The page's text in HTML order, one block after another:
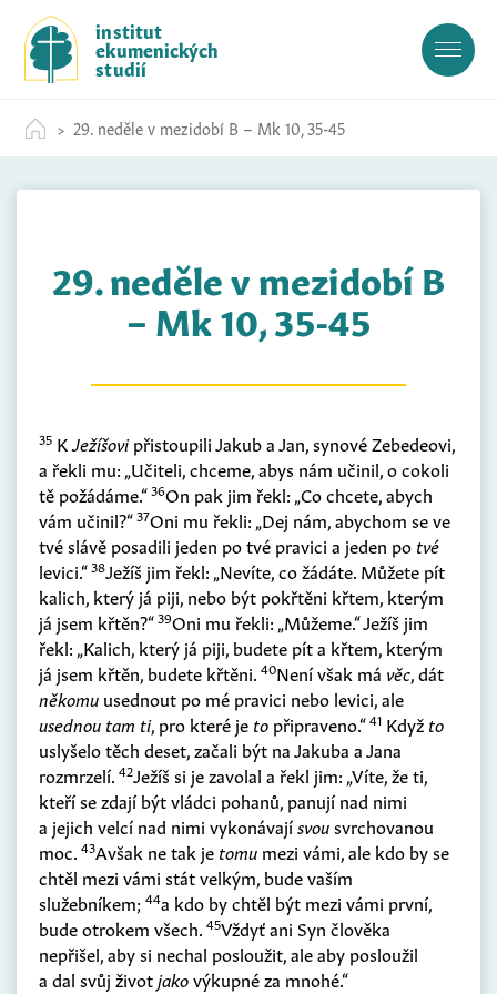
c
institut
ekumenických
studií
29. neděle v mezidobí B – Mk 10, 35-45
29. neděle v mezidobí B
– Mk 10, 35-45
35 KJežíšovipřistoupili Jakub a Jan, synové Zebedeovi,
a řekli mu: „Učiteli, chceme, abys nám učinil, o cokoli
tě požádáme.“36On pak jim řekl: „Co chcete, abych
vám učinil?“37Oni mu řekli: „Dej nám, abychom se ve
tvé slávě posadili jeden po tvé pravici a jeden po tvé
levici.“38Ježíš jim řekl: „Nevíte, co žádáte. Můžete pít
kalich, který já piji, nebo být pokřtěni křtem, kterým
já jsem křtěn?“39Oni mu řekli: „Můžeme.“ Ježíš jim
řekl: „Kalich, který já piji, budete pít a křtem, kterým
já jsem křtěn, budete křtěni. 40Není však má věc, dát
někomu usednout po mé pravici nebo levici, ale
usednou tam ti, pro které je to připraveno.“41 Když to
uslyšelo těch deset, začali být na Jakuba a Jana
rozmrzelí. 42Ježíš si je zavolal a řekl jim: „Víte, že ti,
kteří se zdají být vládci pohanů, panují nad nimi
a jejich velcí nad nimi vykonávajísvousvrchovanou
moc. 43Avšak ne tak je tomu mezi vámi, ale kdo by se
chtěl mezi vámi stát velkým, bude vaším
služebníkem; 44a kdo by chtěl být mezi vámi první,
bude otrokem všech. 45Vždyť ani Syn člověka
nepřišel, aby si nechal posloužit, ale aby posloužil
a dal svůj životjakovýkupné za mnohé.“